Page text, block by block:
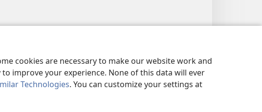
cookies are necessary to make our website work and
improve your experience. None of this data will ever
Technologies. You can customize your settings at